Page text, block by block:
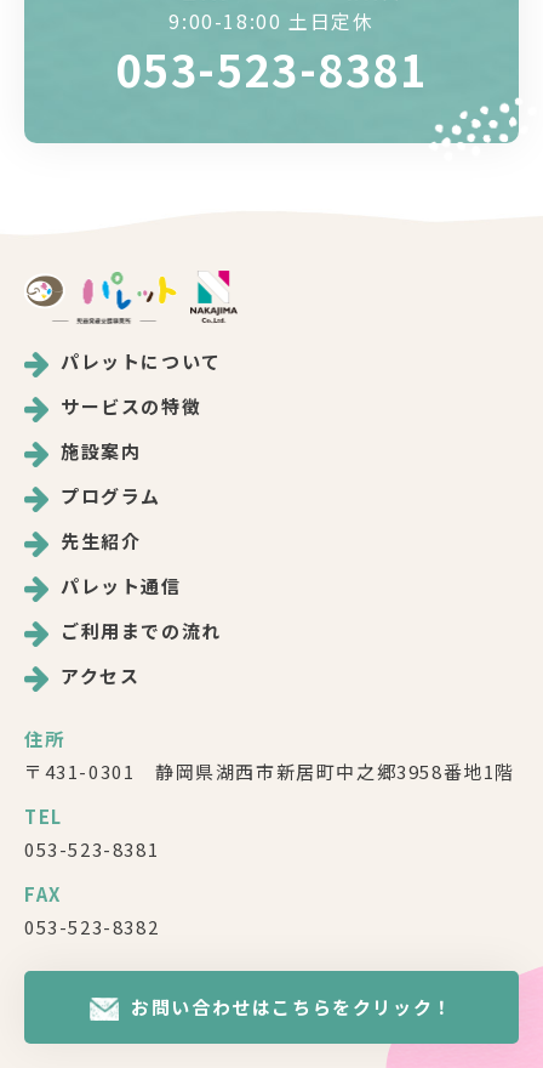
9:00-18:00 土日定休
053-523-8381
パレットについて
サービスの特徴
施設案内
プログラム
先生紹介
パレット通信
ご利用までの流れ
アクセス
住所
〒431-0301 静岡県湖西市新居町中之郷3958番地1階
TEL
053-523-8381
FAX
053-523-8382
お問い合わせはこちらをクリック！